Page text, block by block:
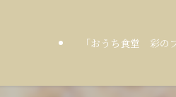
「おうち食堂 彩の